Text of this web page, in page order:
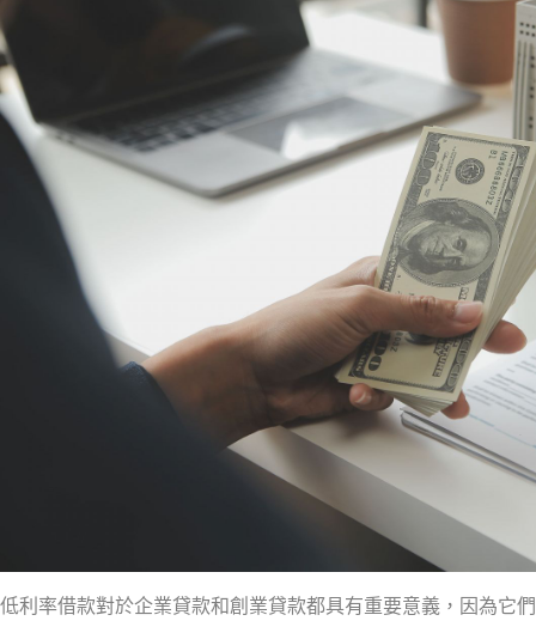
低利率借款對於企業貸款和創業貸款都具有重要意義，因為它